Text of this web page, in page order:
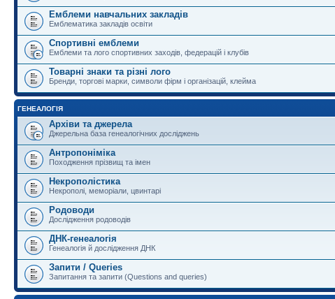
Емблеми навчальних закладів
Емблематика закладів освіти
Спортивні емблеми
Емблеми та лого спортивних заходів, федерацій і клубів
Товарні знаки та різні лого
Бренди, торгові марки, символи фірм і організацій, клейма
ГЕНЕАЛОГІЯ
Архіви та джерела
Джерельна база генеалогічних досліджень
Антропоніміка
Походження прізвищ та імен
Некрополістика
Некрополі, меморіали, цвинтарі
Родоводи
Дослідження родоводів
ДНК-генеалогія
Генеалогія й дослідження ДНК
Запити / Queries
Запитання та запити (Questions and queries)